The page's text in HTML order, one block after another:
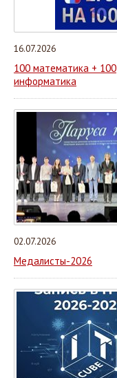
16.07.2026
100 математика + 100
информатика
02.07.2026
Медалисты-2026